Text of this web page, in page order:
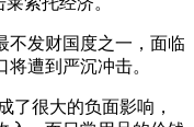
发财国度之一，面临
遭到严沉冲击。
很大的负面影响，